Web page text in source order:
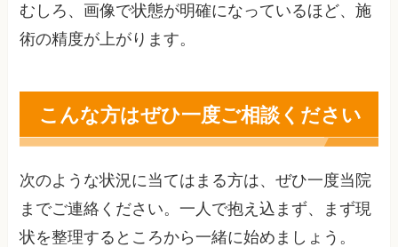
むしろ、画像で状態が明確になっているほど、施
術の精度が上がります。
こんな方はぜひ一度ご相談ください
次のような状況に当てはまる方は、ぜひ一度当院
までご連絡ください。一人で抱え込まず、まず現
状を整理するところから一緒に始めましょう。